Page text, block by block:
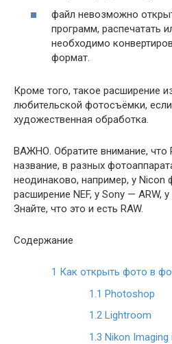
файл невозможно
программ, распечатать
необходимо
формат.
Кроме того, такое расширение
любительской фотосъёмки, если
художественная обработка.
ВАЖНО. Обратите внимание,
название, в разных
неодинаково, например, у Nicon
расширение NEF, у Sony — ARW,
Знайте, что это и есть RAW.
Содержание
1 Как открыть фото в
1.1 Photoshop
1.2 Lightroom
1.3 Nikon Imaging